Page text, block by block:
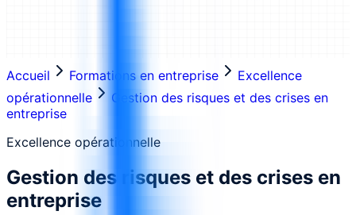
Accueil Formations en entreprise
Excellence
opérationnelle
Gestion des risques et des crises en
entreprise
Excellence opérationnelle
Gestion des risques et des crises en
entreprise